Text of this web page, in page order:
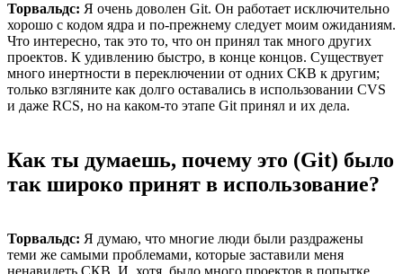
Торвальдс: Я очень доволен Git. Он работает исключительно
хорошо с кодом ядра и по-прежнему следует моим ожиданиям.
Что интересно, так это то, что он принял так много других
проектов. К удивлению быстро, в конце концов. Существует
много инертности в переключении от одних СКВ к другим;
только взгляните как долго оставались в использовании CVS
и даже RCS, но на каком-то этапе Git принял и их дела.
Как ты думаешь, почему это (Git) было
так широко принят в использование?
Торвальдс: Я думаю, что многие люди были раздражены
теми же самыми проблемами, которые заставили меня
ненавидеть СКВ. И, хотя, было много проектов в попытке